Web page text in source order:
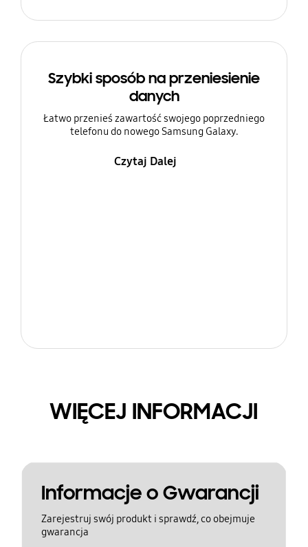
Szybki sposób na przeniesienie
danych
Łatwo przenieś zawartość swojego poprzedniego
telefonu do nowego Samsung Galaxy.
Czytaj Dalej
WIĘCEJ INFORMACJI
Informacje o Gwarancji
Zarejestruj swój produkt i sprawdź, co obejmuje
gwarancja